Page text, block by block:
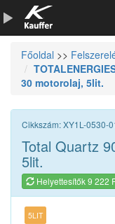
Szerszámkatalógus
Kosár
Alkatrészek
Főoldal >>
30 motorolaj, 5lit.
Cikkszám: XY1L-0530-
Total Quartz
5lit.
Helyettesítők 9 222
5LIT